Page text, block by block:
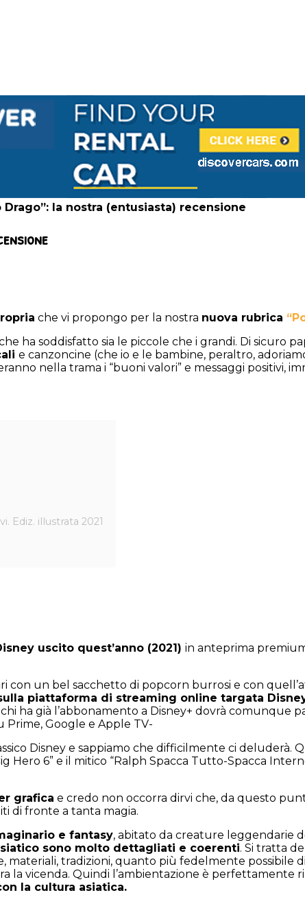
Drago”: la nostra (entusiasta) recensione
che vi propongo per la nostra nuova rubrica
ha soddisfatto sia le piccole che i grandi. Di sicuro
e canzoncine (che io e le bambine, peraltro,
nella trama i “buoni valori” e messaggi positivi,
Ediz. illustrata 2021
uscito quest’anno (2021) in anteprima
un bel sacchetto di popcorn burrosi e con
piattaforma di streaming online targata
ha già l’abbonamento a Disney+ dovrà comunque
Prime, Google e Apple TV-
Disney e sappiamo che difficilmente ci deluderà.
Hero 6” e il mitico “Ralph Spacca Tutto-Spacca
grafica e credo non occorra dirvi che, da questo
di fronte a tanta magia.
e fantasy, abitato da creature leggendarie
sono molto dettagliati e coerenti. Si tratta
tradizioni, quanto più fedelmente possibile di
la vicenda. Quindi l’ambientazione è perfettamente
la cultura asiatica.